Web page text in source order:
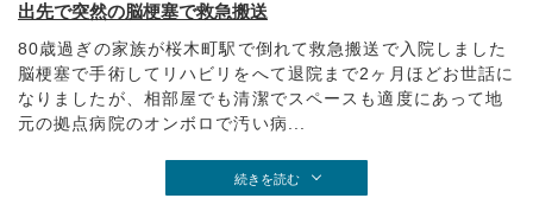
出先で突然の脳梗塞で救急搬送
80歳過ぎの家族が桜木町駅で倒れて救急搬送で入院しました
脳梗塞で手術してリハビリをへて退院まで2ヶ月ほどお世話に
なりましたが、相部屋でも清潔でスペースも適度にあって地
元の拠点病院のオンボロで汚い病...
続きを読む